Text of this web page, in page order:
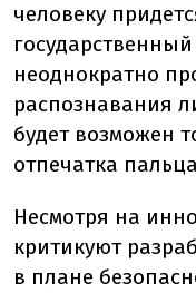
человеку
неоднократно
распознавания
будет возможен
отпечатка
Несмотря на
критикуют
в плане